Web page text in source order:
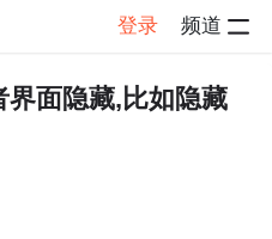
登录 频道
面隐藏,比如隐藏